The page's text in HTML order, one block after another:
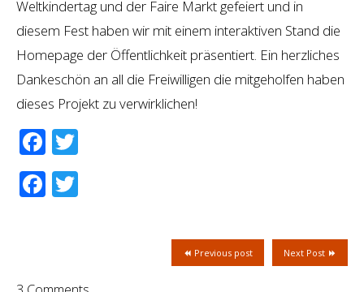
Weltkindertag und der Faire Markt gefeiert und in
diesem Fest haben wir mit einem interaktiven Stand die
Homepage der Öffentlichkeit präsentiert. Ein herzliches
Dankeschön an all die Freiwilligen die mitgeholfen haben
dieses Projekt zu verwirklichen!
Facebook
Facebook
Next Post
Previous post